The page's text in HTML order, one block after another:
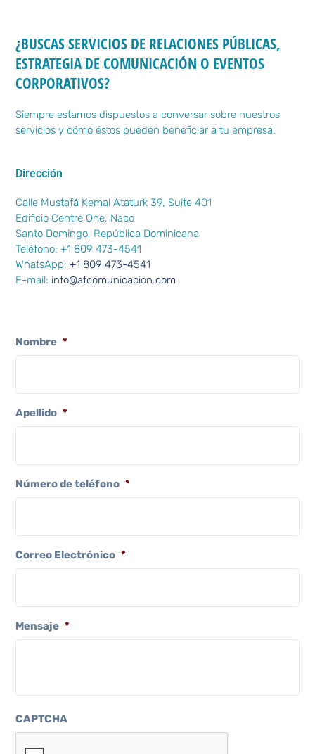
¿BUSCAS SERVICIOS DE RELACIONES PÚBLICAS,
ESTRATEGIA DE COMUNICACIÓN O EVENTOS
CORPORATIVOS?
Siempre estamos dispuestos a conversar sobre nuestros
servicios y cómo éstos pueden beneficiar a tu empresa.
Dirección
Calle Mustafá Kemal Ataturk 39, Suite 401
Edificio Centre One, Naco
Santo Domingo, República Dominicana
Teléfono: +1 809 473-4541
WhatsApp:+1 809 473-4541
E-mail: info@afcomunicacion.com
Nombre *
Apellido *
Número de teléfono *
Correo Electrónico *
Mensaje *
CAPTCHA